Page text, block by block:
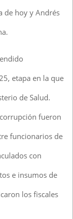
de hoy y Andrés
etapa en la que
de Salud.
fueron
funcionarios de
con
e insumos de
los fiscales